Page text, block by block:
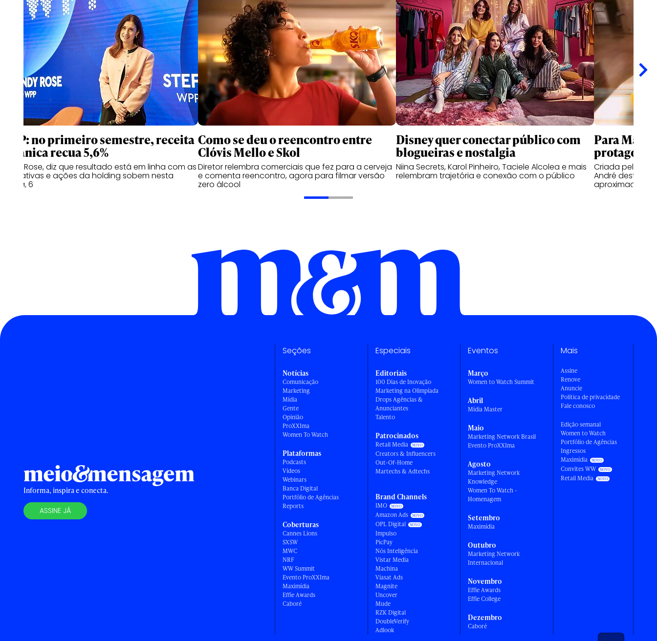
WPP: no primeiro semestre, receita
orgânica recua 5,6%
Cindy Rose, diz que resultado está em linha com as
estimativas e ações da holding sobem nesta
quinta, 6
Como se deu o reencontro entre
Clóvis Mello e Skol
Diretor relembra comerciais que fez para a cerveja
e comenta reencontro, agora para filmar versão
zero álcool
Disney quer conectar público com
blogueiras e nostalgia
Niina Secrets, Karol Pinheiro, Taciele Alcolea e mais
relembram trajetória e conexão com o público
Para
Criada pela
André destaca
aproximação
Informa, inspira e conecta.
ASSINE JÁ
Seções
Notícias
Comunicação
Marketing
Mídia
Gente
Opinião
ProXXIma
Women To Watch
Plataformas
Podcasts
Vídeos
Webinars
Banca Digital
Portfólio de Agências
Reports
Coberturas
Cannes Lions
SXSW
MWC
NRF
WW Summit
Evento ProXXIma
Maximídia
Effie Awards
Caboré
Especiais
Editoriais
100 Dias de Inovação
Marketing na Olimpíada
Drops Agências &
Anunciantes
Talento
Patrocinados
Retail Media
Creators & Influencers
Out-Of-Home
Martechs & Adtechs
Brand Channels
IMO
Amazon Ads
OPL Digital
Impulso
PicPay
Nós Inteligência
Vistar Media
Machina
Viasat Ads
Magnite
Uncover
Mude
RZK Digital
DoubleVerify
Adlook
Eventos
Março
Women to Watch Summit
Abril
Mídia Master
Maio
Marketing Network Brasil
Evento ProXXIma
Agosto
Marketing Network
Knowledge
Women To Watch -
Homenagem
Setembro
Maximídia
Outubro
Marketing Network
Internacional
Novembro
Effie Awards
Effie College
Dezembro
Caboré
Mais
Assine
Renove
Anuncie
Política de privacidade
Fale conosco
Edição semanal
Women to Watch
Portfólio de Agências
Ingressos
Maximídia
Convites WW
Retail Media